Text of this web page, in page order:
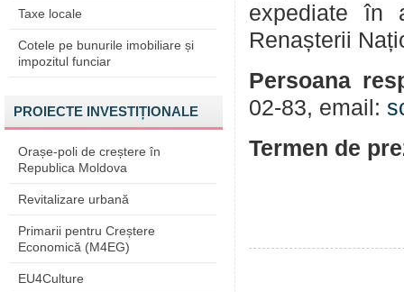
Taxe locale
Cotele pe bunurile imobiliare și
impozitul funciar
PROIECTE INVESTIȚIONALE
Orașe-poli de creștere în
Republica Moldova
Revitalizare urbană
Primarii pentru Creștere
Economică (M4EG)
EU4Culture
expediate în
Renașterii
Persoana
02-83, email:
Termen de